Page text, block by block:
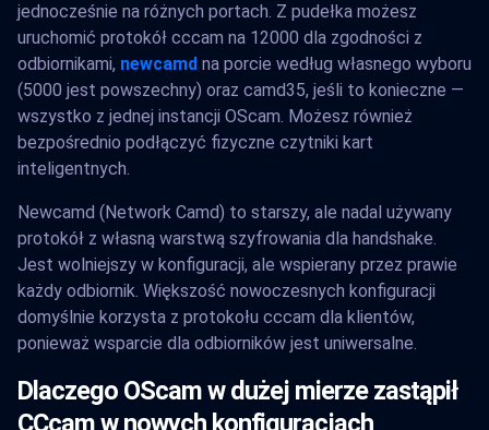
jednocześnie na różnych portach. Z pudełka możesz
uruchomić protokół cccam na 12000 dla zgodności z
odbiornikami, newcamd na porcie według własnego wyboru
(5000 jest powszechny) oraz camd35, jeśli to konieczne —
wszystko z jednej instancji OScam. Możesz również
bezpośrednio podłączyć fizyczne czytniki kart
inteligentnych.
Newcamd (Network Camd) to starszy, ale nadal używany
protokół z własną warstwą szyfrowania dla handshake.
Jest wolniejszy w konfiguracji, ale wspierany przez prawie
każdy odbiornik. Większość nowoczesnych konfiguracji
domyślnie korzysta z protokołu cccam dla klientów,
ponieważ wsparcie dla odbiorników jest uniwersalne.
Dlaczego OScam w dużej mierze zastąpił
CCcam w nowych konfiguracjach